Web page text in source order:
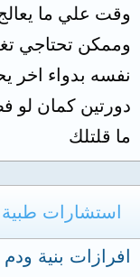
وقت علي ما
وممكن تحتاجي
نفسه بدواء اخر
دورتين كمان لو
ما قلتلك
استشارات
افرازات بنية